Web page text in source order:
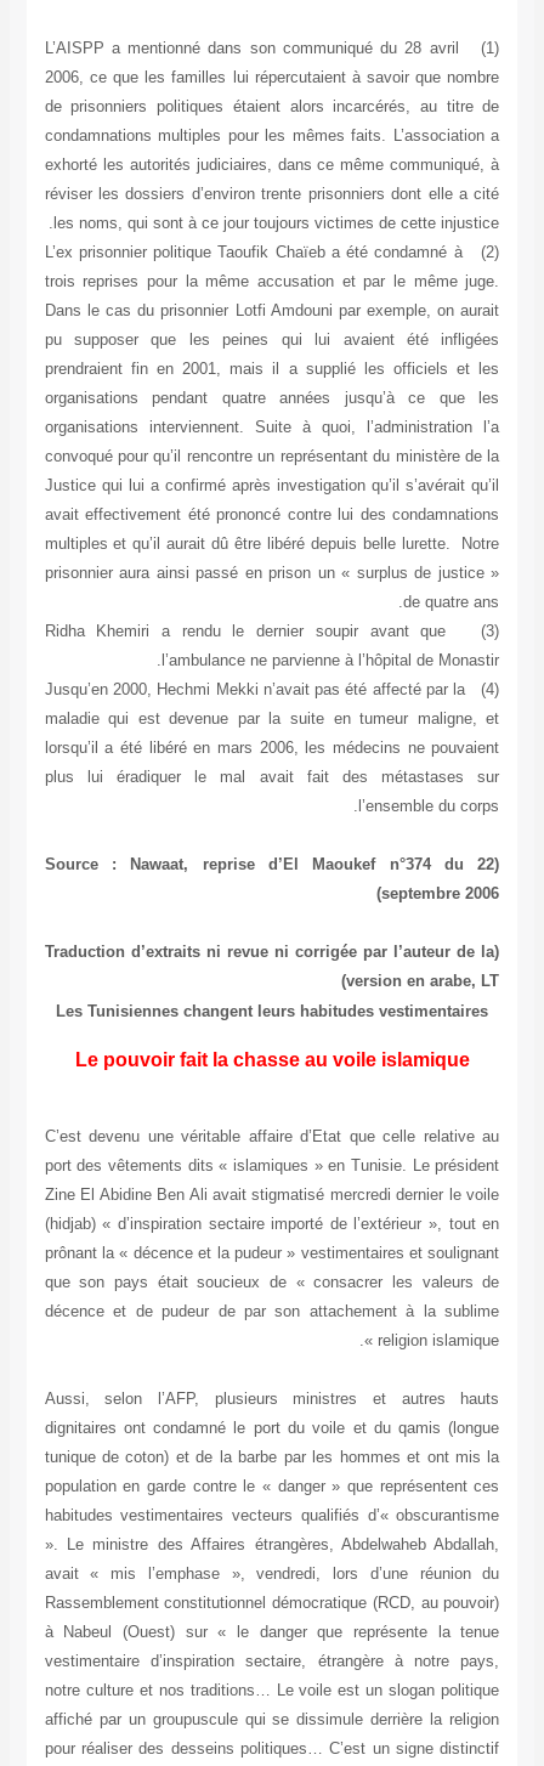
(1) L’AISPP a mentionné dans son communiqué du 28 avril
2006, ce que les familles lui répercutaient à savoir que nombre
de prisonniers politiques étaient alors incarcérés, au titre de
condamnations multiples pour les mêmes faits. L’association a
exhorté les autorités judiciaires, dans ce même communiqué, à
réviser les dossiers d’environ trente prisonniers dont elle a cité
les noms, qui sont à ce jour toujours victimes de cette injustice.
(2) L’ex prisonnier politique Taoufik Chaïeb a été condamné à
trois reprises pour la même accusation et par le même juge.
Dans le cas du prisonnier Lotfi Amdouni par exemple, on aurait
pu supposer que les peines qui lui avaient été infligées
prendraient fin en 2001, mais il a supplié les officiels et les
organisations pendant quatre années jusqu’à ce que les
organisations interviennent. Suite à quoi, l’administration l’a
convoqué pour qu’il rencontre un représentant du ministère de la
Justice qui lui a confirmé après investigation qu’il s’avérait qu’il
avait effectivement été prononcé contre lui des condamnations
multiples et qu’il aurait dû être libéré depuis belle lurette. Notre
prisonnier aura ainsi passé en prison un « surplus de justice »
de quatre ans.
(3) Ridha Khemiri a rendu le dernier soupir avant que
l’ambulance ne parvienne à l’hôpital de Monastir.
(4) Jusqu’en 2000, Hechmi Mekki n’avait pas été affecté par la
maladie qui est devenue par la suite en tumeur maligne, et
lorsqu’il a été libéré en mars 2006, les médecins ne pouvaient
plus lui éradiquer le mal avait fait des métastases sur
l’ensemble du corps.
(Source : Nawaat, reprise d’El Maoukef n°374 du 22
septembre 2006)
(Traduction d’extraits ni revue ni corrigée par l’auteur de la
version en arabe, LT)
Les Tunisiennes changent leurs habitudes vestimentaires
Le pouvoir fait la chasse au voile islamique
C’est devenu une véritable affaire d’Etat que celle relative au
port des vêtements dits « islamiques » en Tunisie. Le président
Zine El Abidine Ben Ali avait stigmatisé mercredi dernier le voile
(hidjab) « d’inspiration sectaire importé de l’extérieur », tout en
prônant la « décence et la pudeur » vestimentaires et soulignant
que son pays était soucieux de « consacrer les valeurs de
décence et de pudeur de par son attachement à la sublime
religion islamique ».
Aussi, selon l’AFP, plusieurs ministres et autres hauts
dignitaires ont condamné le port du voile et du qamis (longue
tunique de coton) et de la barbe par les hommes et ont mis la
population en garde contre le « danger » que représentent ces
habitudes vestimentaires vecteurs qualifiés d’« obscurantisme
». Le ministre des Affaires étrangères, Abdelwaheb Abdallah,
avait « mis l’emphase », vendredi, lors d’une réunion du
Rassemblement constitutionnel démocratique (RCD, au pouvoir)
à Nabeul (Ouest) sur « le danger que représente la tenue
vestimentaire d’inspiration sectaire, étrangère à notre pays,
notre culture et nos traditions… Le voile est un slogan politique
affiché par un groupuscule qui se dissimule derrière la religion
pour réaliser des desseins politiques… C’est un signe distinctif